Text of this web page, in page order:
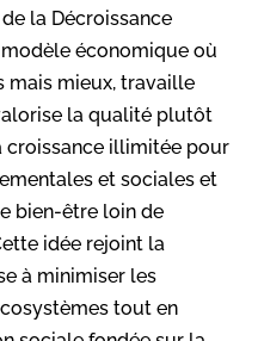
la Décroissance
économique où
mais mieux, travaille
la qualité plutôt
croissance illimitée pour
et sociales et
bien-être loin de
idée rejoint la
à minimiser les
tout en